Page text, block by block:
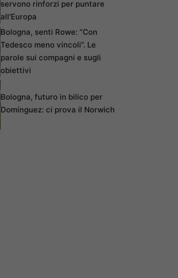
servono rinforzi per puntare
all’Europa
Bologna, senti Rowe: “Con
Tedesco meno vincoli”. Le
parole sui compagni e sugli
obiettivi
Bologna, futuro in bilico per
Domínguez: ci prova il Norwich